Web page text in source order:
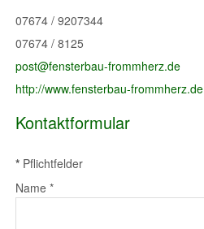
07674 / 9207344
07674 / 8125
post@fensterbau-frommherz.de
http://www.fensterbau-frommherz.de
Kontaktformular
* Pflichtfelder
Name *